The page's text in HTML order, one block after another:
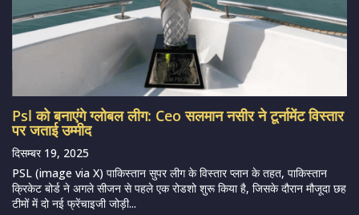
Psl को बनाएंगे ग्लोबल लीग: Ceo सलमान नसीर ने टूर्नामेंट विस्तार
पर जताई उम्मीद
दिसम्बर 19, 2025
PSL (image via X) पाकिस्तान सुपर लीग के विस्तार प्लान के तहत, पाकिस्तान
क्रिकेट बोर्ड ने अगले सीजन से पहले एक रोडशो शुरू किया है, जिसके दौरान मौजूदा छह
टीमों में दो नई फ्रेंचाइजी जोड़ी...